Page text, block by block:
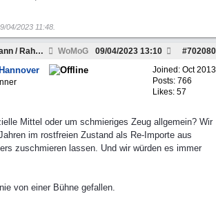
04/2023 11:48
Re: Selbst ist der Mann / Rahmen restaurieren WoMoG #702080
09/04/2023 13:10
Joined: Oct 2013
Posts: 766
Likes: 57
Mittel oder um schmieriges Zeug allgemein? Wir
im rostfreien Zustand als Re-Importe aus
zuschmieren lassen. Und wir würden es immer
von einer Bühne gefallen.